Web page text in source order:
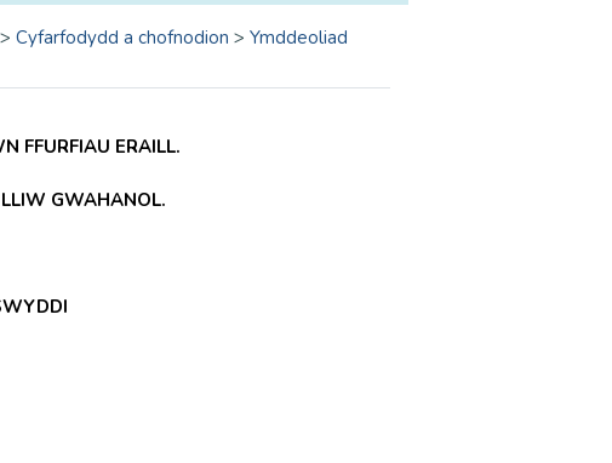
> Cyfarfodydd a chofnodion > Ymddeoliad
FFURFIAU ERAILL.
GWAHANOL.